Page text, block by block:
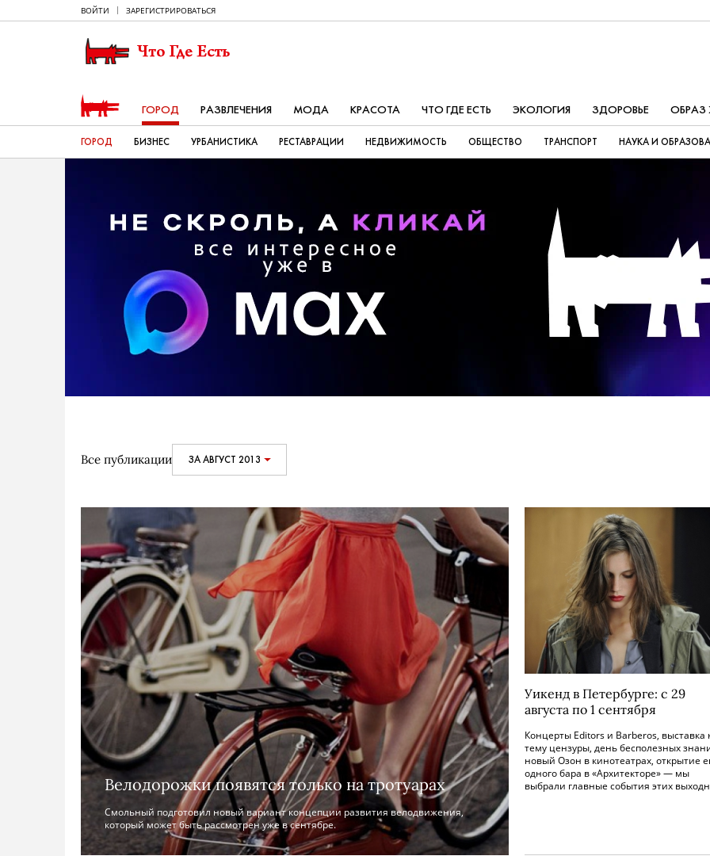
ВОЙТИ ЗАРЕГИСТРИРОВАТЬСЯ
ГОРОД РАЗВЛЕЧЕНИЯ МОДА КРАСОТА ЧТО ГДЕ ЕСТЬ ЭКОЛОГИЯ ЗДОРОВЬЕ
ГОРОД БИЗНЕС УРБАНИСТИКА РЕСТАВРАЦИИ НЕДВИЖИМОСТЬ ОБЩЕСТВО ТРАНСПОРТ НАУКА И
Все публикации ЗА АВГУСТ 2013
Велодорожки появятся только на тротуарах
Смольный подготовил новый вариант концепции развития велодвижения,
который может быть рассмотрен уже в сентябре.
Уикенд в Петербурге: с 29
августа по 1 сентября
Концерты Editors и Barberos, выставка
тему цензуры, день бесполезных
новый Озон в кинотеатрах, открытие
одного бара в «Архитекторе» — мы
выбрали главные события этих